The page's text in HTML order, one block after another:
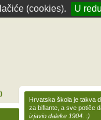
(cookies). U redu
Hrvatska škola je takva
za biflante, a sve potiče
izjavio daleke 1904. :)